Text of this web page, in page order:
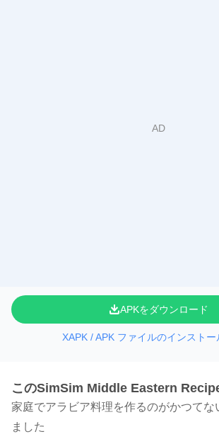
APKをダウンロード
XAPK / APK ファイルのインストー
このSimSim Middle Eastern
家庭でアラビア料理を作るのがかつてな
ました